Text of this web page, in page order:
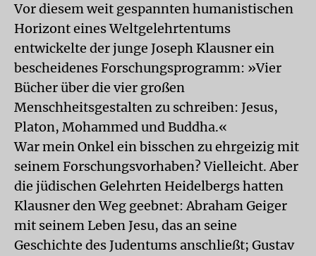
Vor diesem weit gespannten humanistischen
Horizont eines Weltgelehrtentums
entwickelte der junge Joseph Klausner ein
bescheidenes Forschungsprogramm: »Vier
Bücher über die vier großen
Menschheitsgestalten zu schreiben: Jesus,
Platon, Mohammed und Buddha.«
War mein Onkel ein bisschen zu ehrgeizig mit
seinem Forschungsvorhaben? Vielleicht. Aber
die jüdischen Gelehrten Heidelbergs hatten
Klausner den Weg geebnet: Abraham Geiger
mit seinem Leben Jesu, das an seine
Geschichte des Judentums anschließt; Gustav